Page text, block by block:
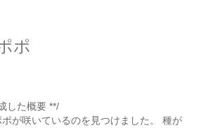
ポ
した概要 **/
が咲いているのを見つけました。 種が